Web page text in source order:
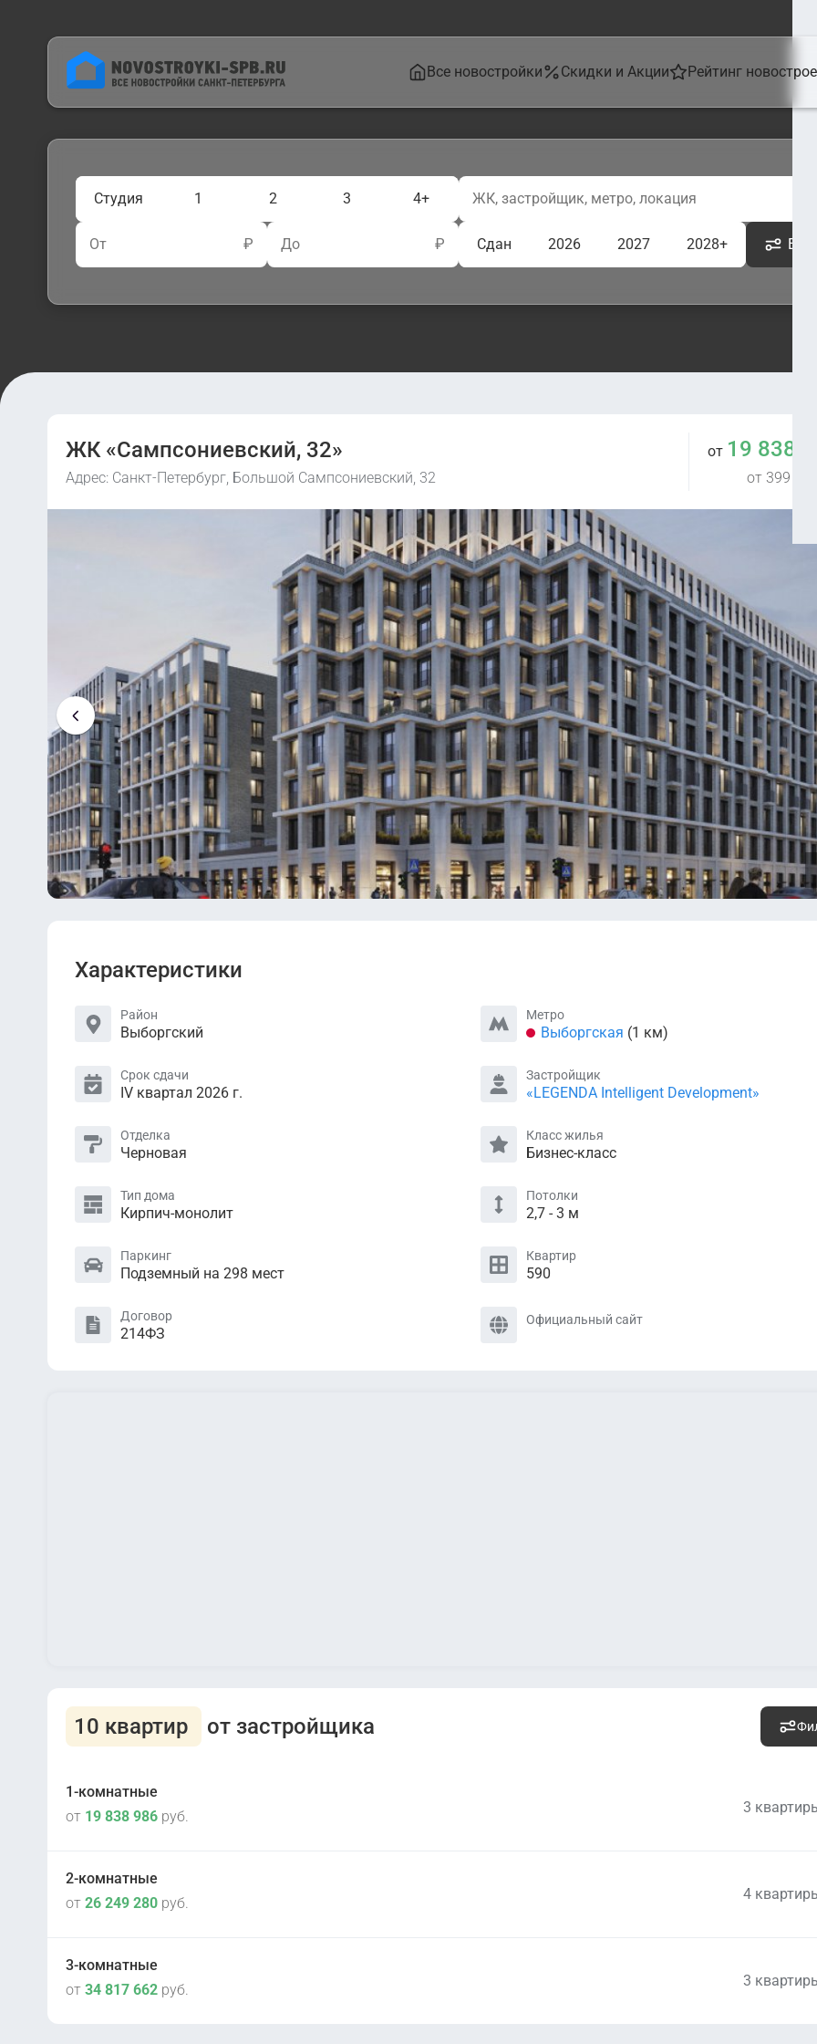
Все новостройки Скидки и Акции Рейтинг
Студия 1 2 3 4+
От ₽ До ₽ Сдан 2026 2027 2028+ Ещё
ЖК «Сампсониевский, 32»
Адрес: Санкт-Петербург, Большой Сампсониевский, 32
от 19 838
от 399
Характеристики
Район
Выборгский
Метро
Выборгская (1 км)
Срок сдачи
IV квартал 2026 г.
Застройщик
«LEGENDA Intelligent Development»
Отделка
Черновая
Класс жилья
Бизнес-класс
Тип дома
Кирпич-монолит
Потолки
2,7 - 3 м
Паркинг
Подземный на 298 мест
Квартир
590
Договор
214ФЗ
Официальный сайт
10 квартир от застройщика
1-комнатные
от 19 838 986 руб.
3
2-комнатные
от 26 249 280 руб.
4
3-комнатные
от 34 817 662 руб.
3